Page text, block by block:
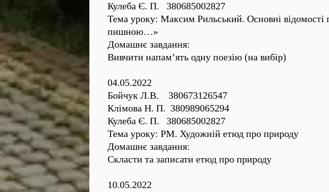
Кулеба Є. П. 380685002827
Тема уроку: Максим Рильський. Основні
пишною…»
Домашнє завдання:
Вивчити напам’ять одну поезію (на вибір)
04.05.2022
Бойчук Л.В. 380673126547
Клімова Н. П. 380989065294
Кулеба Є. П. 380685002827
Тема уроку: РМ. Художній етюд про природу
Домашнє завдання:
Скласти та записати етюд про природу
10.05.2022